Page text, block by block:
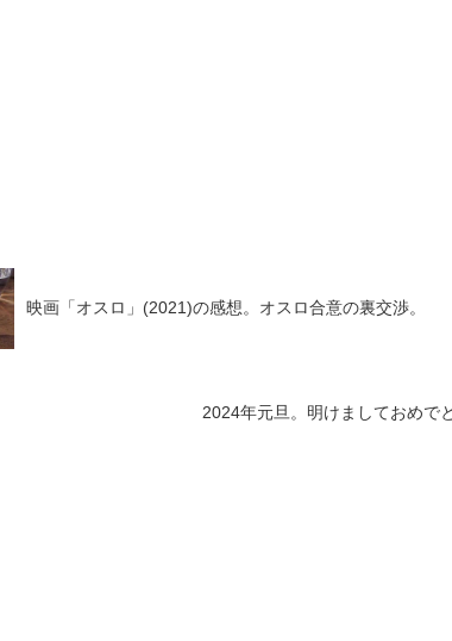
映画「オスロ」(2021)の感想。オスロ合意の裏交渉。
2024年元旦。明けましておめで